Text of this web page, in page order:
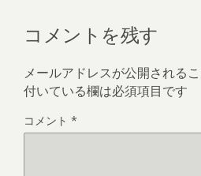
コメントを残す
メールアドレスが公開されるこ
付いている欄は必須項目です
コメント *